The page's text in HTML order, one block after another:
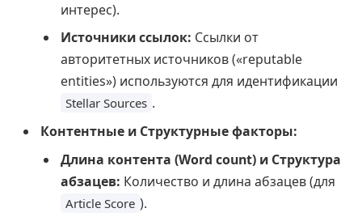
интерес).
Источники ссылок: Ссылки от
авторитетных источников («reputable
entities») используются для идентификации
Stellar Sources .
Контентные и Структурные факторы:
Длина контента (Word count) и Структура
абзацев: Количество и длина абзацев (для
Article Score ).